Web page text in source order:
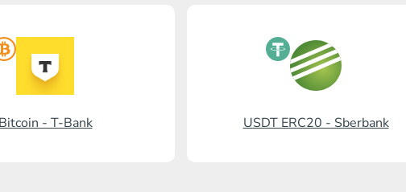
Bitcoin - T-Bank USDT ERC20 - Sberbank